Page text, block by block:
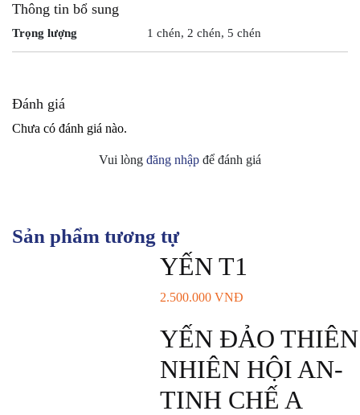
Thông tin bổ sung
Trọng lượng 1 chén, 2 chén, 5 chén
Đánh giá
Chưa có đánh giá nào.
Vui lòng đăng nhập để đánh giá
Sản phẩm tương tự
YẾN T1
2.500.000VNĐ
YẾN ĐẢO THIÊN
NHIÊN HỘI AN-
TINH CHẾ A